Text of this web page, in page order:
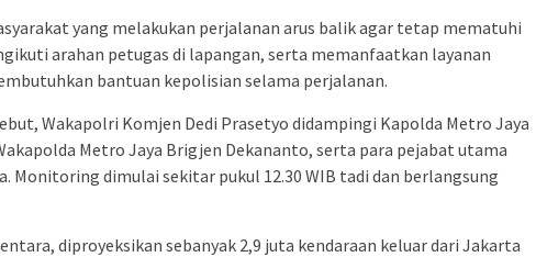
yang melakukan perjalanan arus balik agar tetap mematuhi
arahan petugas di lapangan, serta memanfaatkan layanan
bantuan kepolisian selama perjalanan.
Wakapolri Komjen Dedi Prasetyo didampingi Kapolda Metro Jaya
Metro Jaya Brigjen Dekananto, serta para pejabat utama
Monitoring dimulai sekitar pukul 12.30 WIB tadi dan berlangsung
diproyeksikan sebanyak 2,9 juta kendaraan keluar dari Jakarta